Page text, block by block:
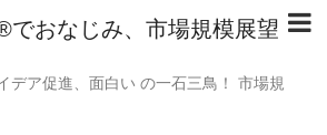
でおなじみ、市場規模展望
デア促進、面白い の一石三鳥！ 市場規